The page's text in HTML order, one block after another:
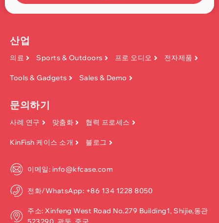
산업
의료 Sports & Outdoors 프로 오디오 전자제품
Tools & Gadgets Sales & Demo
문의하기
사례 연구 맞춤화 협력 프로세스
KinFish 케이스 소개 블로그
이메일: info@kfcase.com
전화/WhatsApp: +86 134 1228 8050
주소: Xinfeng West Road No.279 Building1, Shijie,동관